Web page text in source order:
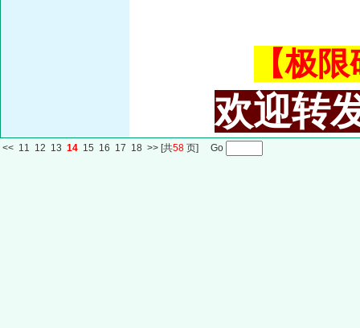
【极
欢迎转
<< 11 12 13 14 15 16 17 18 >> [共58 页] Go